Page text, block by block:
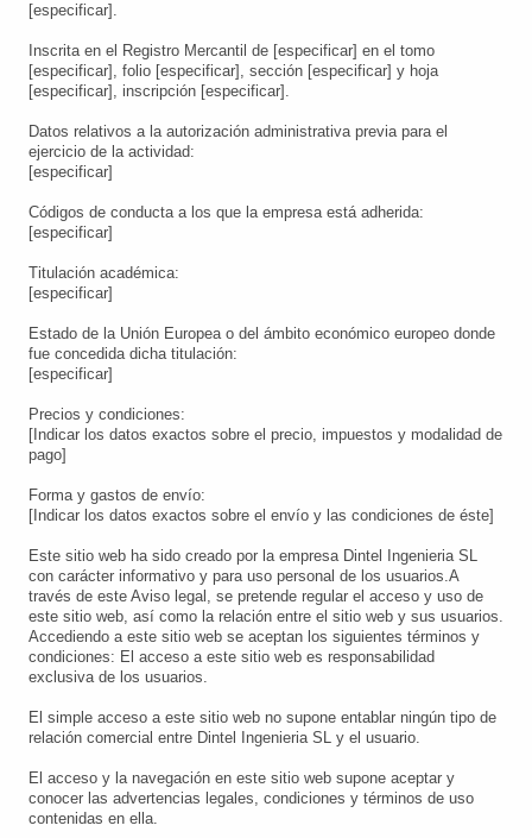
[especificar].
Inscrita en el Registro Mercantil de [especificar] en el tomo
[especificar], folio [especificar], sección [especificar] y hoja
[especificar], inscripción [especificar].
Datos relativos a la autorización administrativa previa para el
ejercicio de la actividad:
[especificar]
Códigos de conducta a los que la empresa está adherida:
[especificar]
Titulación académica:
[especificar]
Estado de la Unión Europea o del ámbito económico europeo donde
fue concedida dicha titulación:
[especificar]
Precios y condiciones:
[Indicar los datos exactos sobre el precio, impuestos y modalidad de
pago]
Forma y gastos de envío:
[Indicar los datos exactos sobre el envío y las condiciones de éste]
Este sitio web ha sido creado por la empresa Dintel Ingenieria SL
con carácter informativo y para uso personal de los usuarios.A
través de este Aviso legal, se pretende regular el acceso y uso de
este sitio web, así como la relación entre el sitio web y sus usuarios.
Accediendo a este sitio web se aceptan los siguientes términos y
condiciones: El acceso a este sitio web es responsabilidad
exclusiva de los usuarios.
El simple acceso a este sitio web no supone entablar ningún tipo de
relación comercial entre Dintel Ingenieria SL y el usuario.
El acceso y la navegación en este sitio web supone aceptar y
conocer las advertencias legales, condiciones y términos de uso
contenidas en ella.